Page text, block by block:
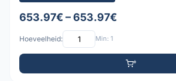
653.97€ – 653.97€
Hoeveelheid: Min: 1